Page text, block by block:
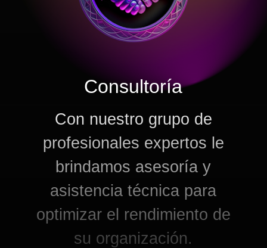
Consultoría
Con nuestro grupo de
profesionales expertos le
brindamos asesoría y
asistencia técnica para
optimizar el rendimiento de
su organización.